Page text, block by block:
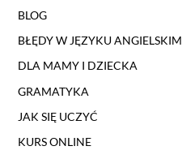
BLOG
BŁĘDY W JĘZYKU ANGIELSKIM
DLA MAMY I DZIECKA
GRAMATYKA
JAK SIĘ UCZYĆ
KURS ONLINE